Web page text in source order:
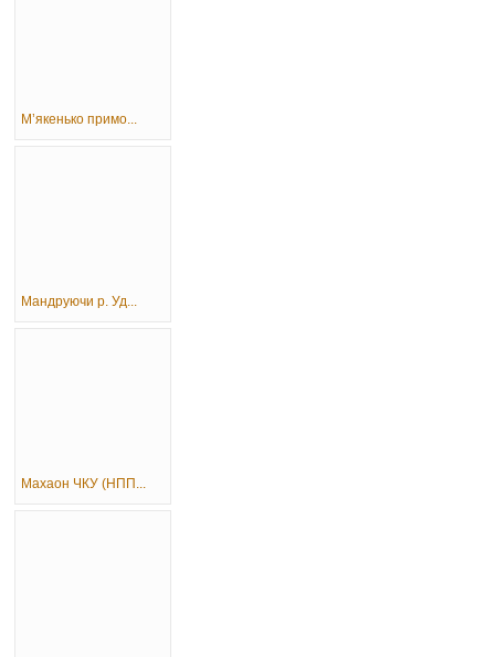
М’якенько примо...
Мандруючи р. Уд...
Махаон ЧКУ (НПП...